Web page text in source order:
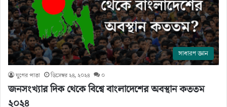
সাধারণ জ্ঞান
যুগের পাতা ডিসেম্বর ২৪, ২০২৪ ০
জনসংখ্যার দিক থেকে বিশ্বে বাংলাদেশের অবস্থান কততম
২০২৪